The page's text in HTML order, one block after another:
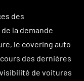
des
la demande
le covering auto
des dernières
de voitures